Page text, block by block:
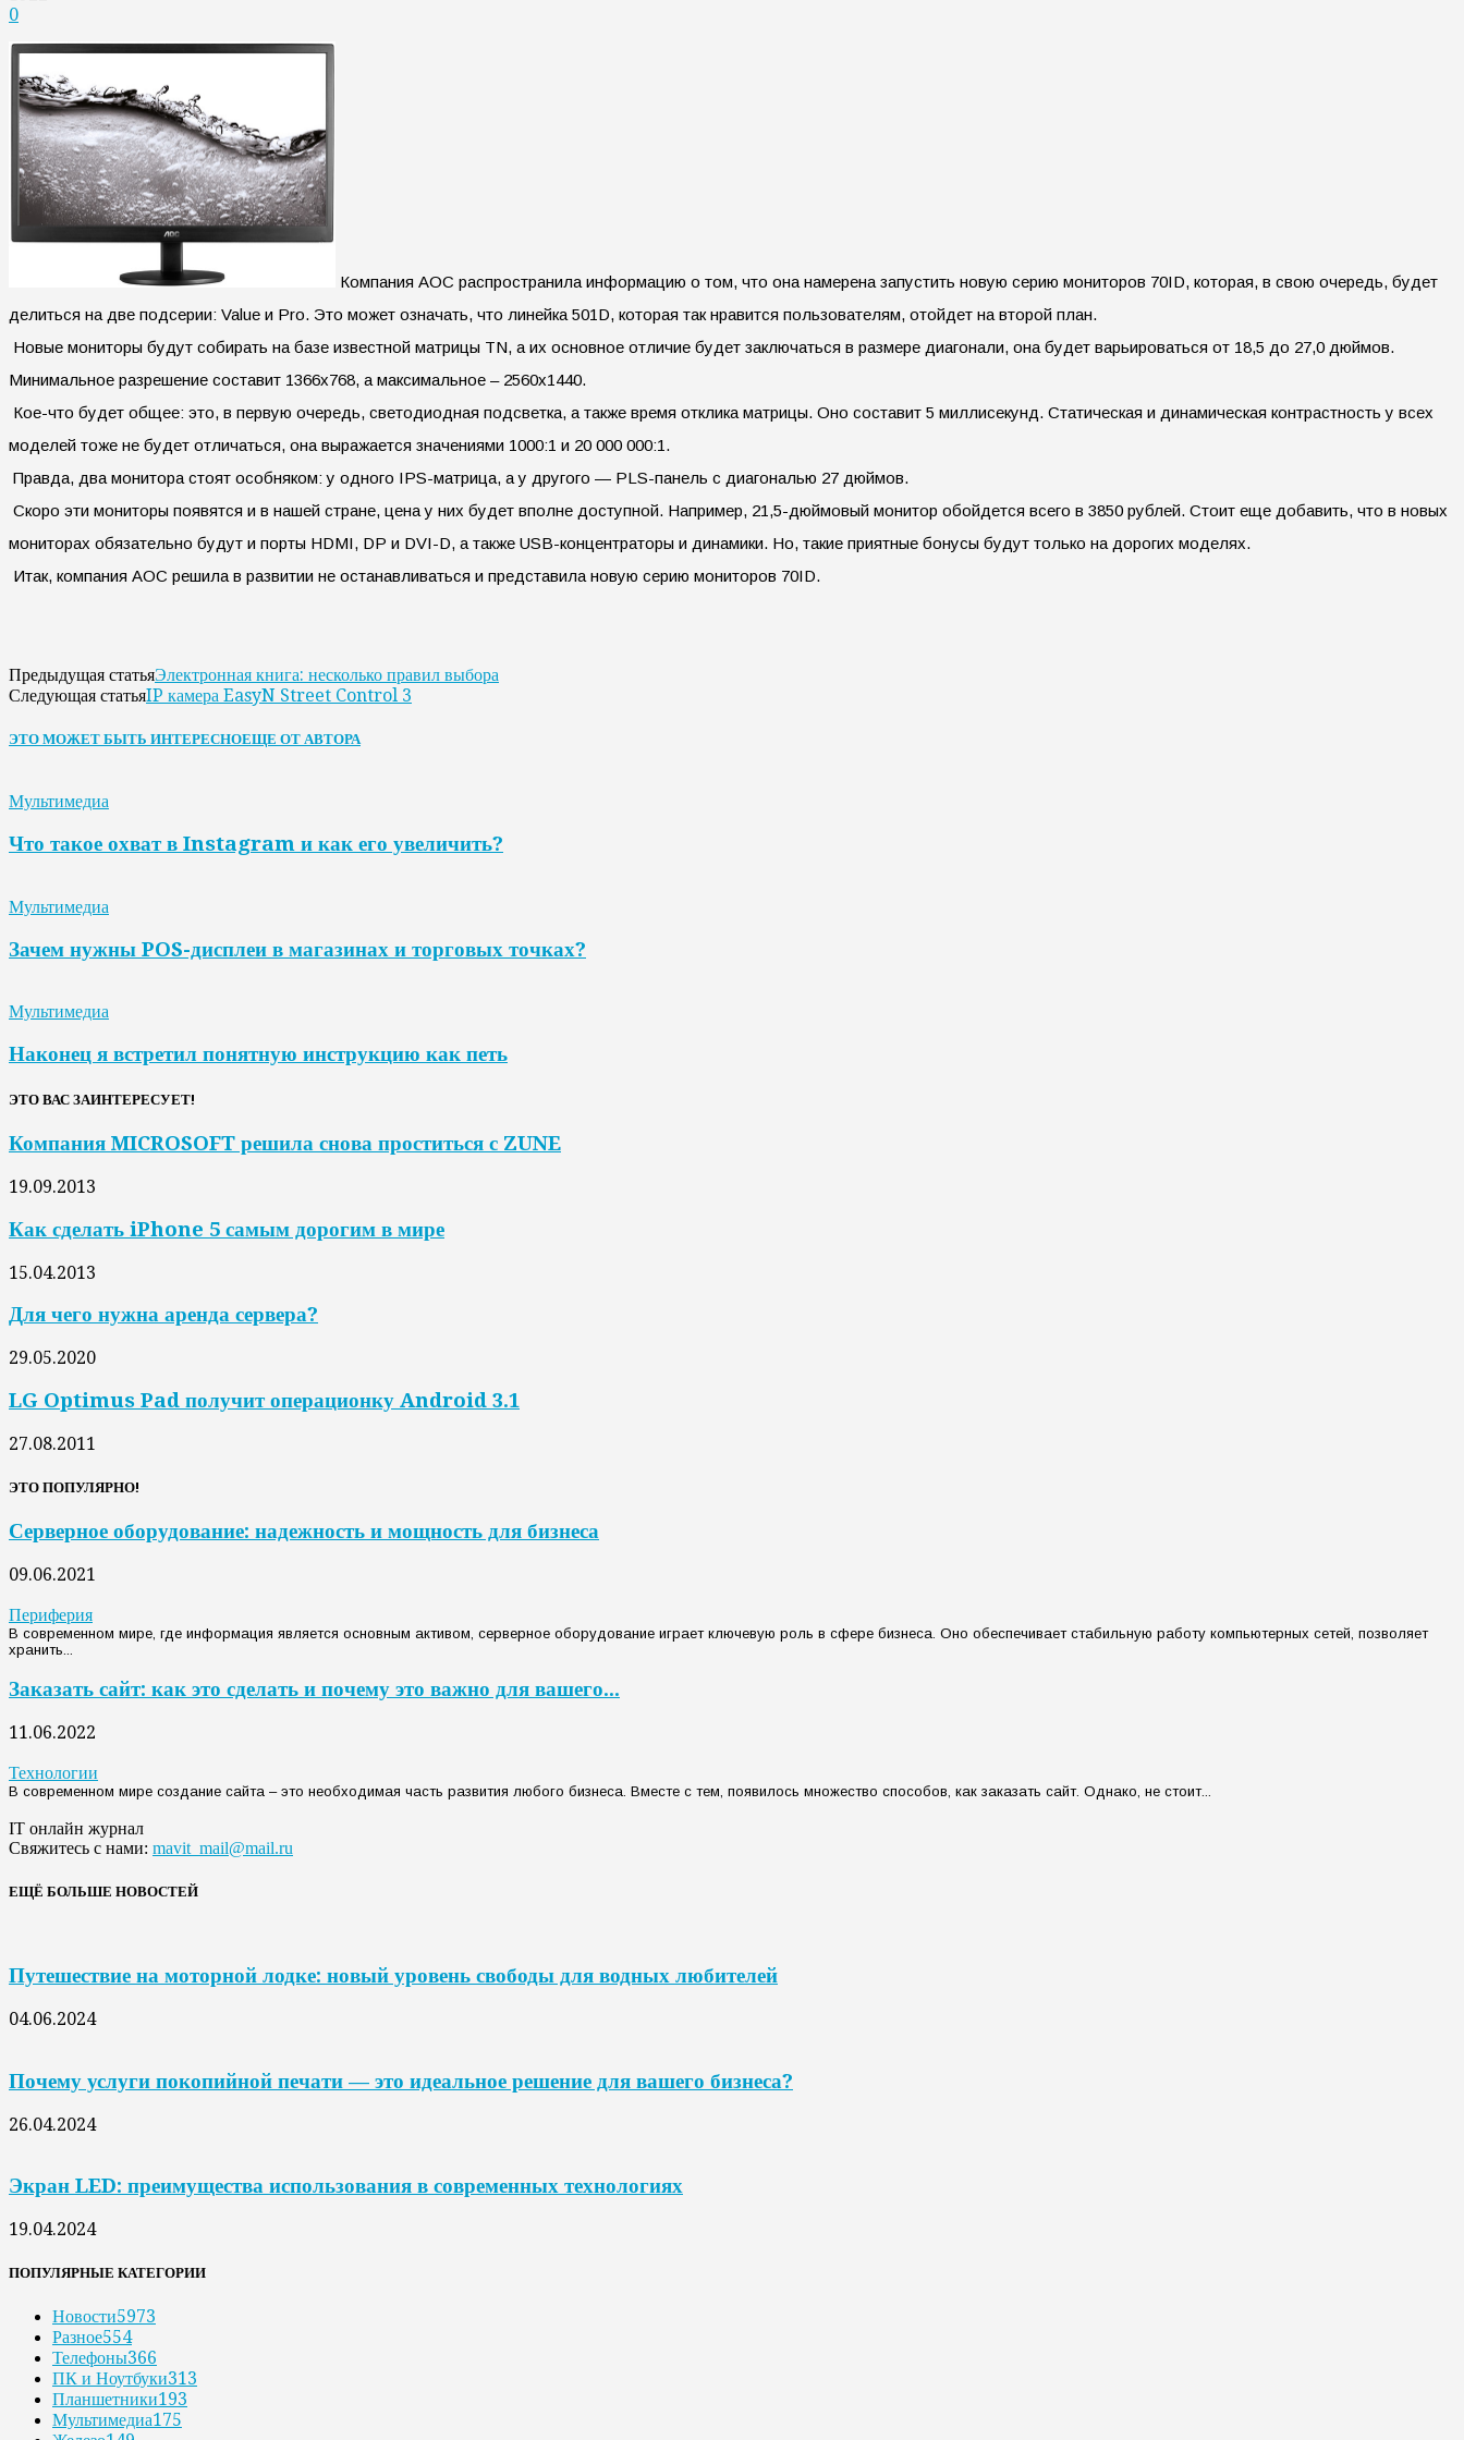
0
Компания АОС распространила информацию о том, что она намерена запустить новую серию мониторов 70ID, которая, в свою очередь, будет
делиться на две подсерии: Value и Pro. Это может означать, что линейка 501D, которая так нравится пользователям, отойдет на второй план.
Новые мониторы будут собирать на базе известной матрицы TN, а их основное отличие будет заключаться в размере диагонали, она будет варьироваться от 18,5 до 27,0 дюймов.
Минимальное разрешение составит 1366х768, а максимальное – 2560х1440.
Кое-что будет общее: это, в первую очередь, светодиодная подсветка, а также время отклика матрицы. Оно составит 5 миллисекунд. Статическая и динамическая контрастность у всех
моделей тоже не будет отличаться, она выражается значениями 1000:1 и 20 000 000:1.
Правда, два монитора стоят особняком: у одного IPS-матрица, а у другого — PLS-панель с диагональю 27 дюймов.
Скоро эти мониторы появятся и в нашей стране, цена у них будет вполне доступной. Например, 21,5-дюймовый монитор обойдется всего в 3850 рублей. Стоит еще добавить, что в новых
мониторах обязательно будут и порты HDMI, DP и DVI-D, а также USB-концентраторы и динамики. Но, такие приятные бонусы будут только на дорогих моделях.
Итак, компания АОС решила в развитии не останавливаться и представила новую серию мониторов 70ID.
Предыдущая статьяЭлектронная книга: несколько правил выбора
Следующая статьяIP камера EasyN Street Control 3
ЭТО МОЖЕТ БЫТЬ ИНТЕРЕСНОЕЩЕ ОТ АВТОРА
Мультимедиа
Что такое охват в Instagram и как его увеличить?
Мультимедиа
Зачем нужны POS-дисплеи в магазинах и торговых точках?
Мультимедиа
Наконец я встретил понятную инструкцию как петь
ЭТО ВАС ЗАИНТЕРЕСУЕТ!
Компания MICROSOFT решила снова проститься с ZUNE
19.09.2013
Как сделать iPhone 5 самым дорогим в мире
15.04.2013
Для чего нужна аренда сервера?
29.05.2020
LG Optimus Pad получит операционку Android 3.1
27.08.2011
ЭТО ПОПУЛЯРНО!
Серверное оборудование: надежность и мощность для бизнеса
09.06.2021
Периферия
В современном мире, где информация является основным активом, серверное оборудование играет ключевую роль в сфере бизнеса. Оно обеспечивает стабильную работу компьютерных сетей, позволяет
хранить...
Заказать сайт: как это сделать и почему это важно для вашего...
11.06.2022
Технологии
В современном мире создание сайта – это необходимая часть развития любого бизнеса. Вместе с тем, появилось множество способов, как заказать сайт. Однако, не стоит...
IT онлайн журнал
Свяжитесь с нами: mavit_mail@mail.ru
ЕЩЁ БОЛЬШЕ НОВОСТЕЙ
Путешествие на моторной лодке: новый уровень свободы для водных любителей
04.06.2024
Почему услуги покопийной печати — это идеальное решение для вашего бизнеса?
26.04.2024
Экран LED: преимущества использования в современных технологиях
19.04.2024
ПОПУЛЯРНЫЕ КАТЕГОРИИ
Новости5973
Разное554
Телефоны366
ПК и Ноутбуки313
Планшетники193
Мультимедиа175